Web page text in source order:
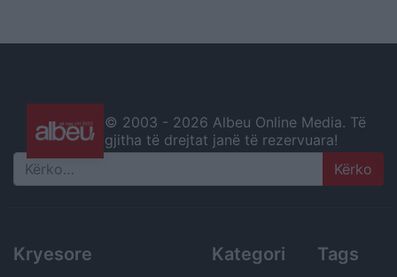
© 2003 - 2026 Albeu Online Media. Të
gjitha të drejtat janë të rezervuara!
Search
Kryesore Kategori Tags